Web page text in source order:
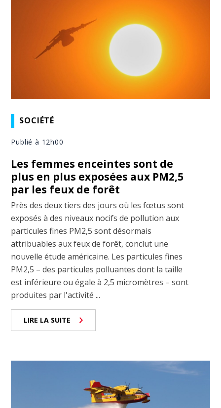
SOCIÉTÉ
Publié à 12h00
Les femmes enceintes sont de
plus en plus exposées aux PM2,5
par les feux de forêt
Près des deux tiers des jours où les fœtus sont
exposés à des niveaux nocifs de pollution aux
particules fines PM2,5 sont désormais
attribuables aux feux de forêt, conclut une
nouvelle étude américaine. Les particules fines
PM2,5 – des particules polluantes dont la taille
est inférieure ou égale à 2,5 micromètres – sont
produites par l'activité ...
LIRE LA SUITE